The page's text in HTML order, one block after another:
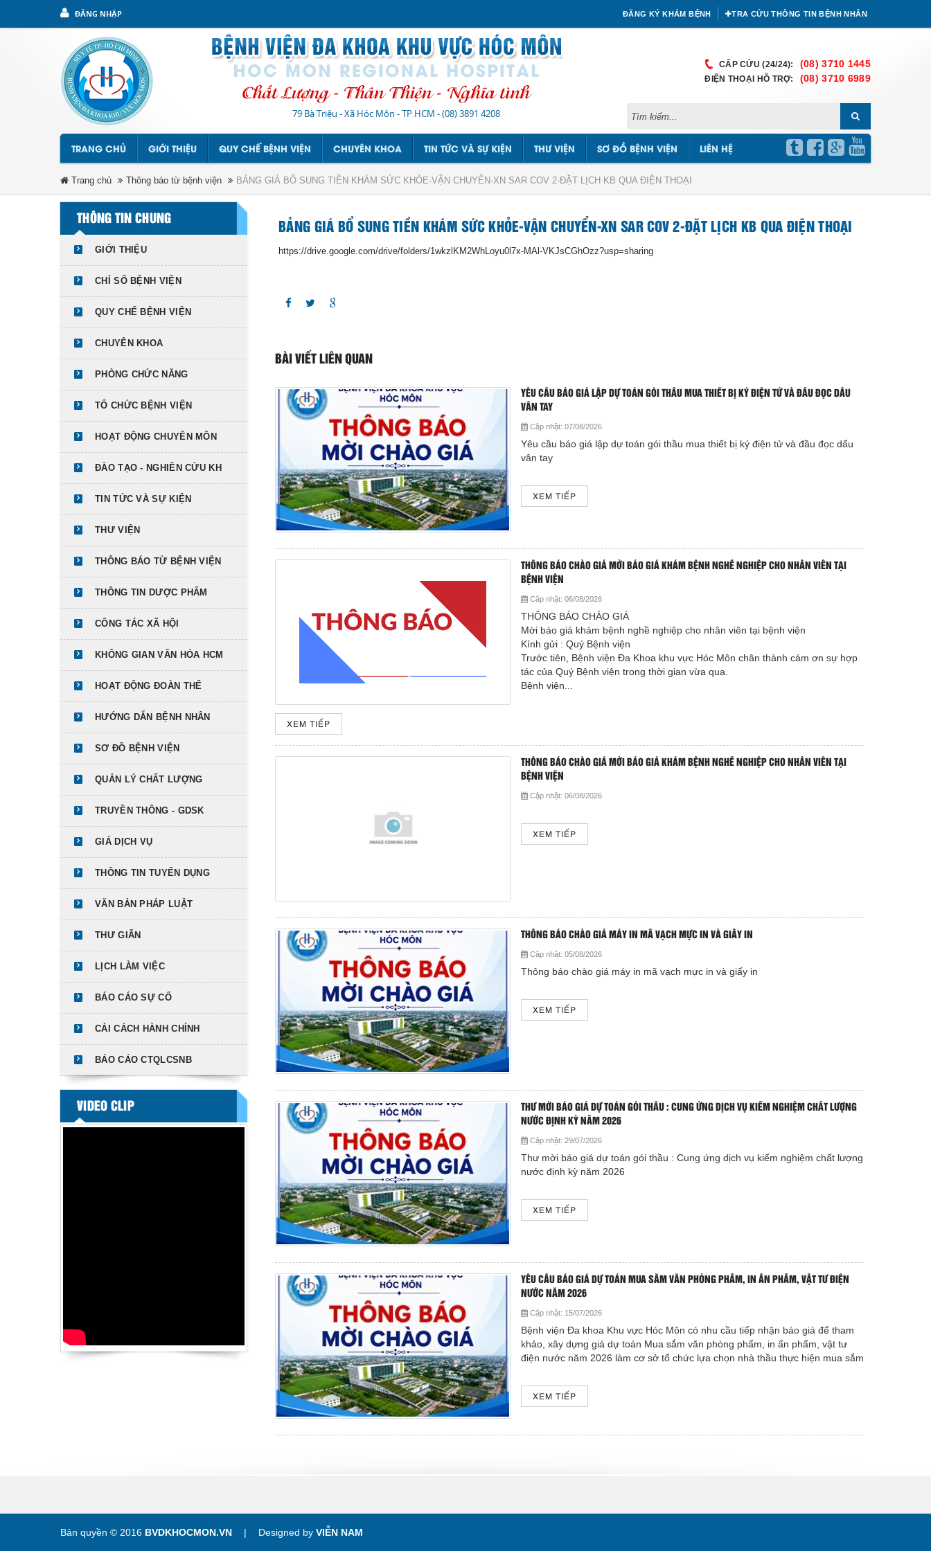
ĐĂNG NHẬP ĐĂNG KÝ KHÁM BỆNH TRA CỨU THÔNG TIN BỆNH NHÂN
79 Bà Triệu - Xã Hóc Môn - TP.HCM -(08) 3891 4208
CẤP CỨU (24/24): (08) 3710 1445
ĐIỆN THOẠI HỖ TRỢ: (08) 3710 6989
TRANG CHỦ GIỚI THIỆU QUY CHẾ BỆNH VIỆN CHUYÊN KHOA TIN TỨC VÀ SỰ KIỆN THƯ VIỆN SƠ ĐỒ BỆNH VIỆN LIÊN HỆ
Trang chủ Thông báo từ bệnh viện BẢNG GIÁ BỔ SUNG TIỀN KHÁM SỨC KHỎE-VẬN CHUYỂN-XN SAR COV 2-ĐẶT LỊCH KB QUA ĐIỆN THOẠI
THÔNG TIN CHUNG
GIỚI THIỆU
CHỈ SỐ BỆNH VIỆN
QUY CHẾ BỆNH VIỆN
CHUYÊN KHOA
PHÒNG CHỨC NĂNG
TỔ CHỨC BỆNH VIỆN
HOẠT ĐỘNG CHUYÊN MÔN
ĐÀO TẠO - NGHIÊN CỨU KH
TIN TỨC VÀ SỰ KIỆN
THƯ VIỆN
THÔNG BÁO TỪ BỆNH VIỆN
THÔNG TIN DƯỢC PHẨM
CÔNG TÁC XÃ HỘI
KHÔNG GIAN VĂN HÓA HCM
HOẠT ĐỘNG ĐOÀN THỂ
HƯỚNG DẪN BỆNH NHÂN
SƠ ĐỒ BỆNH VIỆN
QUẢN LÝ CHẤT LƯỢNG
TRUYỀN THÔNG - GDSK
GIÁ DỊCH VỤ
THÔNG TIN TUYỂN DỤNG
VĂN BẢN PHÁP LUẬT
THƯ GIÃN
LỊCH LÀM VIỆC
BÁO CÁO SỰ CỐ
CẢI CÁCH HÀNH CHÍNH
BÁO CÁO CTQLCSNB
VIDEO CLIP
BẢNG GIÁ BỔ SUNG TIỀN KHÁM SỨC KHỎE-VẬN CHUYỂN-XN SAR COV 2-ĐẶT LỊCH KB QUA ĐIỆN THOẠI
https://drive.google.com/drive/folders/1wkzlKM2WhLoyu0l7x-MAl-VKJsCGhOzz?usp=sharing
BÀI VIẾT LIÊN QUAN
YÊU CẦU BÁO GIÁ LẬP DỰ TOÁN GÓI THẦU MUA THIẾT BỊ KÝ ĐIỆN TỬ VÀ ĐẦU ĐỌC DẤU
VÂN TAY
Cập nhật: 07/08/2026
Yêu cầu báo giá lập dự toán gói thầu mua thiết bị ký điện tử và đầu đọc dấu
vân tay
XEM TIẾP
THÔNG BÁO CHÀO GIÁ MỜI BÁO GIÁ KHÁM BỆNH NGHỀ NGHIỆP CHO NHÂN VIÊN TẠI
BỆNH VIỆN
Cập nhật: 06/08/2026
THÔNG BÁO CHÀO GIÁ
Mời báo giá khám bệnh nghề nghiệp cho nhân viên tại bệnh viện
Kính gửi : Quý Bệnh viện
Trước tiên, Bệnh viện Đa Khoa khu vực Hóc Môn chân thành cám ơn sự hợp
tác của Quý Bệnh viện trong thời gian vừa qua.
Bệnh viện...
XEM TIẾP
THÔNG BÁO CHÀO GIÁ MỜI BÁO GIÁ KHÁM BỆNH NGHỀ NGHIỆP CHO NHÂN VIÊN TẠI
BỆNH VIỆN
Cập nhật: 06/08/2026
XEM TIẾP
THÔNG BÁO CHÀO GIÁ MÁY IN MÃ VẠCH MỰC IN VÀ GIẤY IN
Cập nhật: 05/08/2026
Thông báo chào giá máy in mã vạch mực in và giấy in
XEM TIẾP
THƯ MỜI BÁO GIÁ DỰ TOÁN GÓI THẦU : CUNG ỨNG DỊCH VỤ KIỂM NGHIỆM CHẤT LƯỢNG
NƯỚC ĐỊNH KỲ NĂM 2026
Cập nhật: 29/07/2026
Thư mời báo giá dự toán gói thầu : Cung ứng dịch vụ kiểm nghiệm chất lượng
nước định kỳ năm 2026
XEM TIẾP
YÊU CẦU BÁO GIÁ DỰ TOÁN MUA SẮM VĂN PHÒNG PHẨM, IN ẤN PHẨM, VẬT TƯ ĐIỆN
NƯỚC NĂM 2026
Cập nhật: 15/07/2026
Bệnh viện Đa khoa Khu vực Hóc Môn có nhu cầu tiếp nhận báo giá để tham
khảo, xây dựng giá dự toán Mua sắm văn phòng phẩm, in ấn phẩm, vật tư
điện nước năm 2026 làm cơ sở tổ chức lựa chọn nhà thầu thực hiện mua sắm
XEM TIẾP
Bản quyền © 2016 BVDKHOCMON.VN | Designed by VIỄN NAM